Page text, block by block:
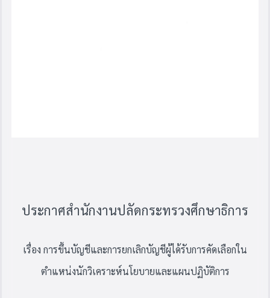
ประกาศสำนักงานปลัดกระทรวงศึกษาธิการ
เรื่อง การขึ้นบัญชีและการยกเลิกบัญชีผู้ได้รับการคัดเลือกใน
ตำแหน่งนักวิเคราะห์นโยบายและแผนปฏิบัติการ